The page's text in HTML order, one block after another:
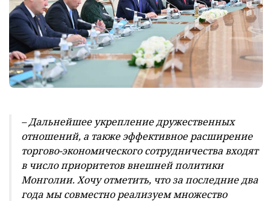
– Дальнейшее укрепление дружественных
отношений, а также эффективное расширение
торгово-экономического сотрудничества входят
в число приоритетов внешней политики
Монголии. Хочу отметить, что за последние два
года мы совместно реализуем множество